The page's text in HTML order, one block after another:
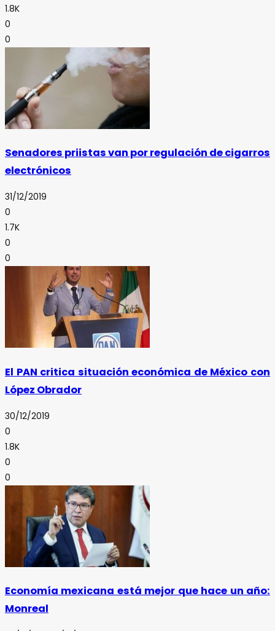
1.8K
0
0
Senadores priistas van por regulación de cigarros
electrónicos
31/12/2019
0
1.7K
0
0
El PAN critica situación económica de México con
López Obrador
30/12/2019
0
1.8K
0
0
Economía mexicana está mejor que hace un año:
Monreal